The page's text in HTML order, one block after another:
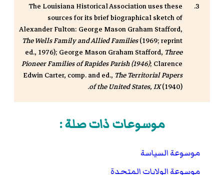
The Louisiana Historical Association uses these
sources for its brief biographical sketch of
Alexander Fulton: George Mason Graham Stafford,
The Wells Family and Allied Families(1969; reprint
ed., 1976); George Mason Graham Stafford, Three
Pioneer Families of Rapides Parish (1946); Clarence
Edwin Carter, comp. and ed., The Territorial Papers
of the United States, IX(1940).
موسوعات ذات صلة :
موسوعة السياسة
موسوعة الولايات المتحدة